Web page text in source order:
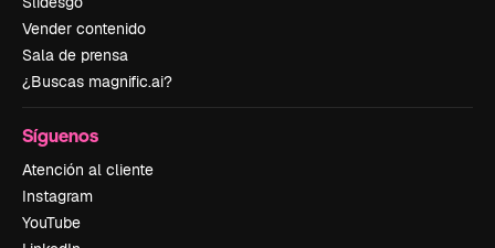
Vender contenido
Sala de prensa
¿Buscas magnific.ai?
Síguenos
Atención al cliente
Instagram
YouTube